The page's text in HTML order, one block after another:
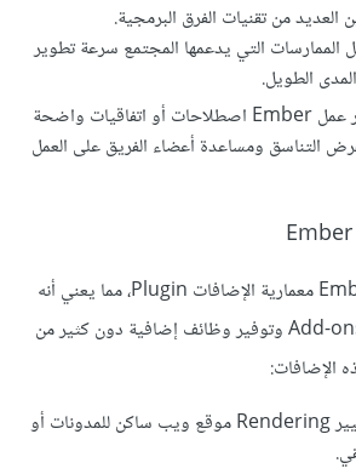
العديد من تقنيات الفرق البرمجية.
الممارسات التي يدعمها المجتمع سرعة تطوير
الطويل.
يملك إطار عمل Ember اصطلاحات أو اتفاقيات واضحة
التناسق ومساعدة أعضاء الفريق على العمل
يمتلك إطار العمل EmberJS معمارية الإضافات Plugin، مما يعني أنه
يمكن تثبيت الإضافات Add-ons وتوفير وظائف إضافية دون كثير من
الإضافات:
: تصيير Rendering موقع ويب ساكن للمدونات أو